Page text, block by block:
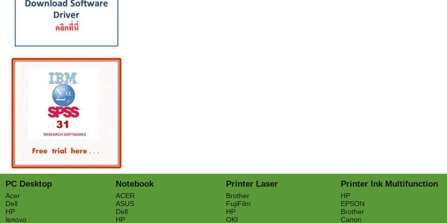
PC Desktop
Acer
Dell
HP
lenovo
Notebook
ACER
ASUS
Dell
HP
Printer Laser
Brother
FujiFilm
HP
OKI
Printer Ink Multifunction
HP
EPSON
Brother
Canon